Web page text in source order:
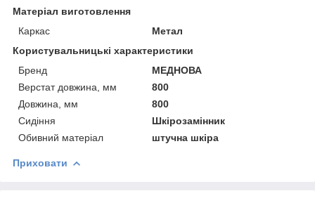
Матеріал виготовлення
Каркас
Метал
Користувальницькі характеристики
Бренд
МЕДНОВА
Верстат довжина, мм
800
Довжина, мм
800
Сидіння
Шкірозамінник
Обивний матеріал
штучна шкіра
Приховати